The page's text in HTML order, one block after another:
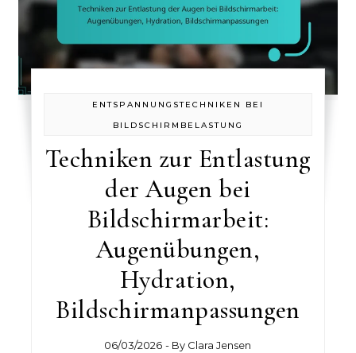
ENTSPANNUNGSTECHNIKEN BEI
BILDSCHIRMBELASTUNG
Techniken zur Entlastung
der Augen bei
Bildschirmarbeit:
Augenübungen,
Hydration,
Bildschirmanpassungen
06/03/2026 - By Clara Jensen